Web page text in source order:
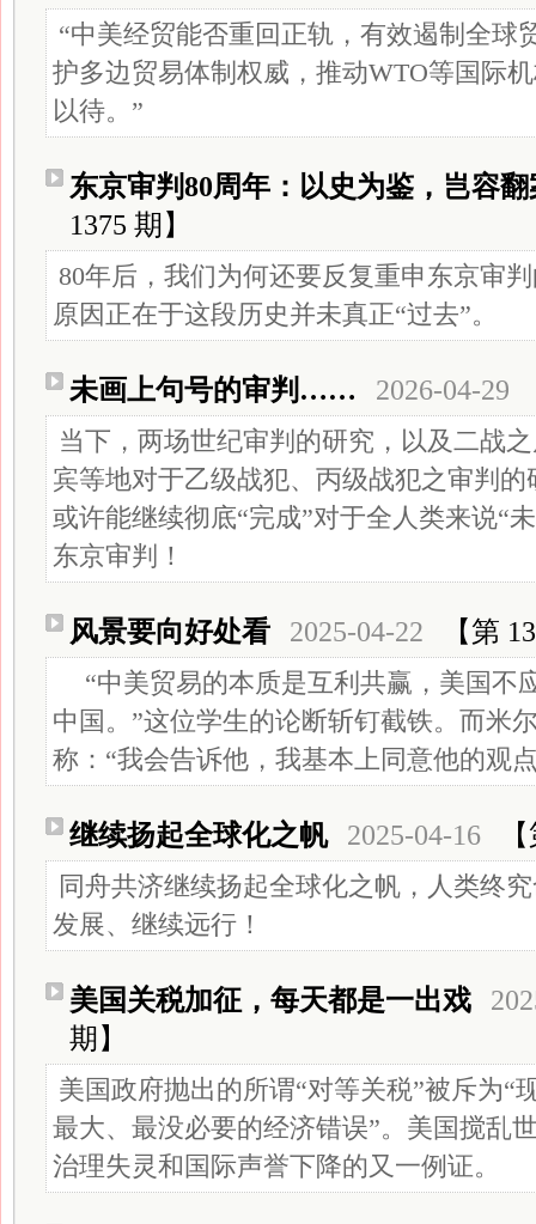
“中美经贸能否重回正轨，有效遏制全球
护多边贸易体制权威，推动WTO等国际
以待。”
东京审判80周年：以史为鉴，岂容翻
1375 期】
80年后，我们为何还要反复重申东京审
原因正在于这段历史并未真正“过去”。
未画上句号的审判…… 2026-04-29
当下，两场世纪审判的研究，以及二战
宾等地对于乙级战犯、丙级战犯之审判
或许能继续彻底“完成”对于全人类来说
东京审判！
风景要向好处看 2025-04-22 【第
“中美贸易的本质是互利共赢，美国不
中国。”这位学生的论断斩钉截铁。而米
称：“我会告诉他，我基本上同意他的观
继续扬起全球化之帆 2025-04-16
同舟共济继续扬起全球化之帆，人类终
发展、继续远行！
美国关税加征，每天都是一出戏
期】
美国政府抛出的所谓“对等关税”被斥为“
最大、最没必要的经济错误”。美国搅乱
治理失灵和国际声誉下降的又一例证。